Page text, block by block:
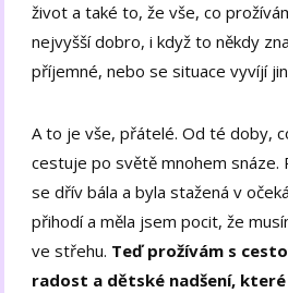
život a také to, že vše, co
nejvyšší dobro, i když to někdy
příjemné, nebo se situace vyvíjí
A to je vše, přátelé. Od té doby,
cestuje po světě mnohem snáze.
se dřív bála a byla stažená v
přihodí a měla jsem pocit, že
ve střehu. Teď prožívám s
radost a dětské nadšení,